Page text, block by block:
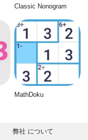
Classic Nonogram
MathDoku
弊社 について